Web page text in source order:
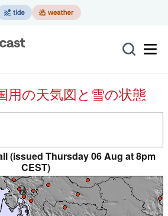
用の天気図と雪の状態
(issued Thursday 06 Aug at 8pm
CEST)